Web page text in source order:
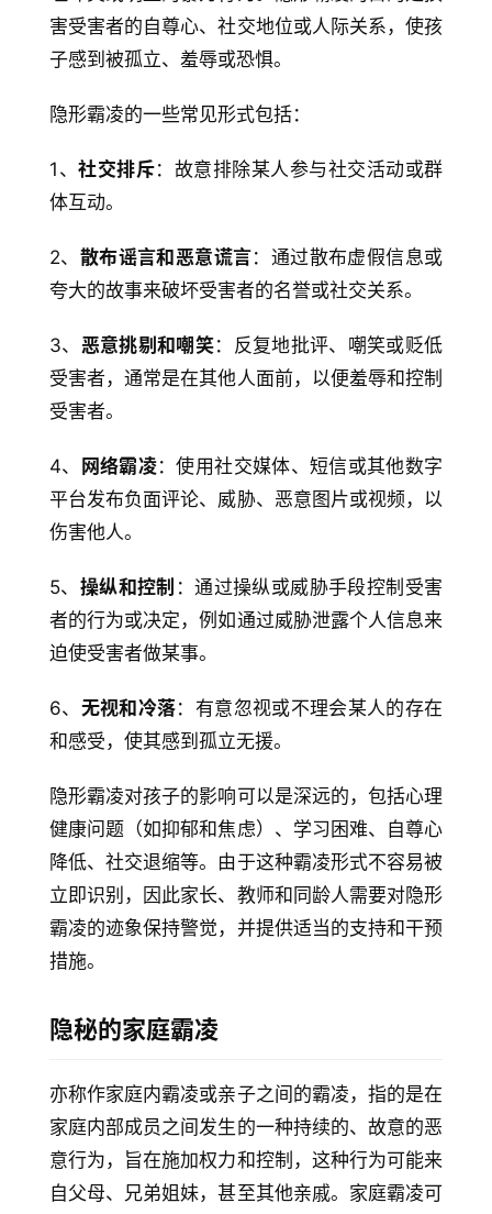
害受害者的自尊心、社交地位或人际关系，使孩
子感到被孤立、羞辱或恐惧。
隐形霸凌的一些常见形式包括：
1、 社交排斥：故意排除某人参与社交活动或群
体互动。
2、 散布谣言和恶意谎言：通过散布虚假信息或
夸大的故事来破坏受害者的名誉或社交关系。
3、 恶意挑剔和嘲笑：反复地批评、嘲笑或贬低
受害者，通常是在其他人面前，以便羞辱和控制
受害者。
4、 网络霸凌：使用社交媒体、短信或其他数字
平台发布负面评论、威胁、恶意图片或视频，以
伤害他人。
5、 操纵和控制 ：通过操纵或威胁手段控制受害
者的行为或决定，例如通过威胁泄露个人信息来
迫使受害者做某事。
6、 无视和冷落：有意忽视或不理会某人的存在
和感受，使其感到孤立无援。
隐形霸凌对孩子的影响可以是深远的，包括心理
健康问题（如抑郁和焦虑）、学习困难、自尊心
降低、社交退缩等。由于这种霸凌形式不容易被
立即识别，因此家长、教师和同龄人需要对隐形
霸凌的迹象保持警觉，并提供适当的支持和干预
措施。
隐秘的家庭霸凌
亦称作家庭内霸凌或亲子之间的霸凌，指的是在
家庭内部成员之间发生的一种持续的、故意的恶
意行为，旨在施加权力和控制，这种行为可能来
自父母、兄弟姐妹，甚至其他亲戚。家庭霸凌可